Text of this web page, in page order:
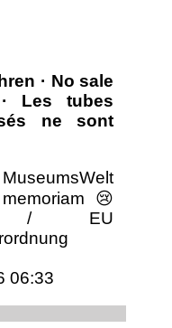
· No sale
Les tubes
ne sont
😢
/ EU
06:33